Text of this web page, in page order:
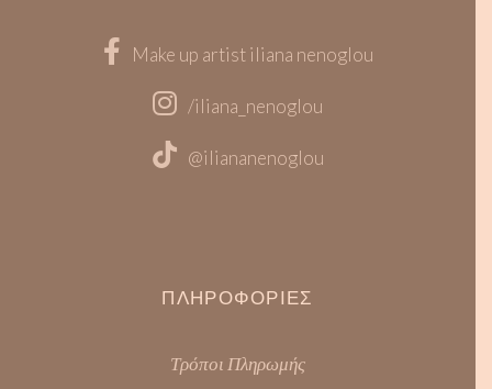
Make up artist iliana nenoglou
/iliana_nenoglou
@iliananenoglou
ΠΛΗΡΟΦΟΡΊΕΣ
Τρόποι Πληρωμής